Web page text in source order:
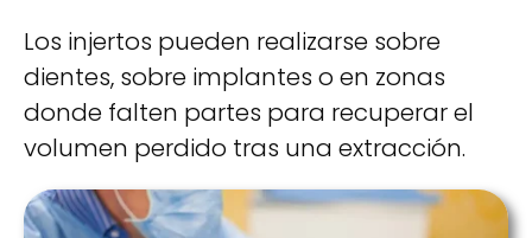
Los injertos pueden realizarse sobre
dientes, sobre implantes o en zonas
donde falten partes para recuperar el
volumen perdido tras una extracción.